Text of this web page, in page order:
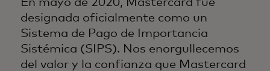
designada oficialmente como un
Sistema de Pago de Importancia
Sistémica (SIPS). Nos enorgullecemos
del valor y la confianza que Mastercard